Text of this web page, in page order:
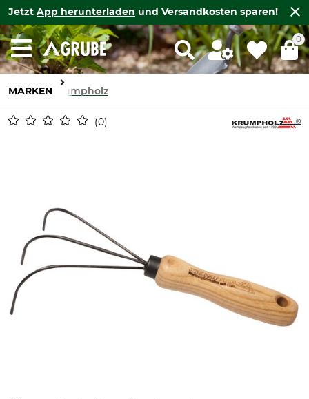
Jetzt App herunterladen und Versandkosten sparen!
0
MARKEN Krumpholz
0